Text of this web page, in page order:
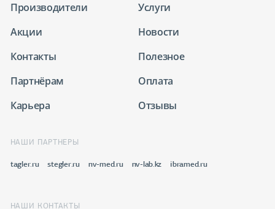
Производители
Услуги
Акции
Новости
Контакты
Полезное
Партнёрам
Оплата
Карьера
Отзывы
НАШИ ПАРТНЕРЫ
tagler.ru stegler.ru nv-med.ru nv-lab.kz ibramed.ru
НАШИ КОНТАКТЫ